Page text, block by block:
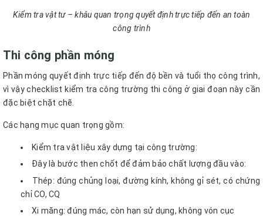
Kiểm tra vật tư – khâu quan trọng quyết định trực tiếp đến an toàn
công trình
Thi công phần móng
Phần móng quyết định trực tiếp đến độ bền và tuổi thọ công trình,
vì vậy checklist kiểm tra công trường thi công ở giai đoạn này cần
đặc biệt chặt chẽ.
Các hạng mục quan trọng gồm:
Kiểm tra vật liệu xây dựng tại công trường:
Đây là bước then chốt để đảm bảo chất lượng đầu vào:
Thép: đúng chủng loại, đường kính, không gỉ sét, có chứng
chỉ CO, CQ
Xi măng: đúng mác, còn hạn sử dụng, không vón cục